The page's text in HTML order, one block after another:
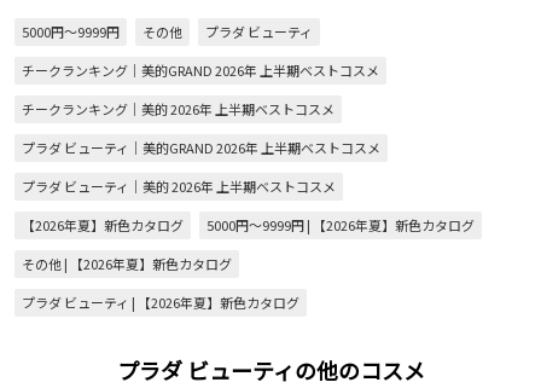
5000円～9999円 その他
プラダ ビューティ
チークランキング｜美的GRAND 2026年 上半期ベストコスメ
チークランキング｜美的 2026年 上半期ベストコスメ
プラダ ビューティ｜美的GRAND 2026年 上半期ベストコスメ
プラダ ビューティ｜美的 2026年 上半期ベストコスメ
【2026年夏】新色カタログ
5000円～9999円 | 【2026年夏】新色カタログ
その他 | 【2026年夏】新色カタログ
プラダ ビューティ | 【2026年夏】新色カタログ
プラダ ビューティの他のコスメ